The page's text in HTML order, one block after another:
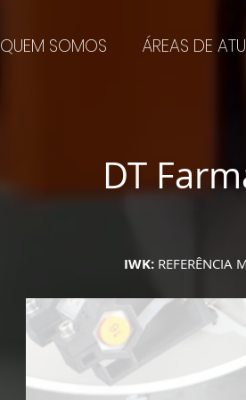
QUEM SOMOS ÁREAS DE
DT
IWK:REFERÊNCIA